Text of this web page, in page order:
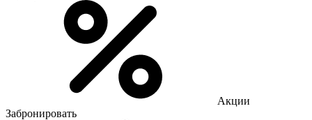
Акции
Забронировать